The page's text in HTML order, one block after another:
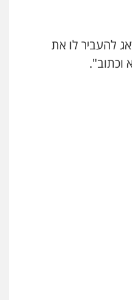
להעביר לו את
וכתוב".